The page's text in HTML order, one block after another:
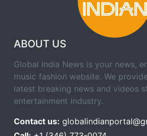
ABOUT US
Global India News is your news,
music fashion website. We
latest breaking news and videos
entertainment industry.
Contact us: